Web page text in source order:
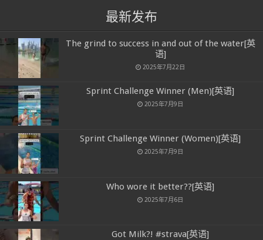
最新发布
The grind to success in and out of the water[英
语]
2025年7月22日
Sprint Challenge Winner (Men)[英语]
2025年7月9日
Sprint Challenge Winner (Women)[英语]
2025年7月9日
Who wore it better??[英语]
2025年7月6日
Got Milk?! #strava[英语]